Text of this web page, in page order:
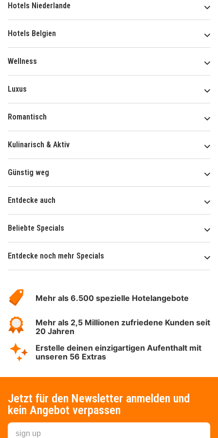
Hotels Niederlande
Hotels Belgien
Wellness
Luxus
Romantisch
Kulinarisch & Aktiv
Günstig weg
Entdecke auch
Beliebte Specials
Entdecke noch mehr Specials
Hotelspecials
Mehr als 6.500 spezielle Hotelangebote
Mehr als 2,5 Millionen zufriedene Kunden seit
20 Jahren
Erstelle deinen einzigartigen Aufenthalt mit
unseren 56 Extras
Jetzt für den Newsletter anmelden und
kein Angebot verpassen